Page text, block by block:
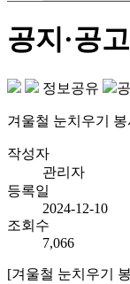
공지·공고
정보공유
겨울철 눈치우기
작성자
관리자
등록일
2024-12-10
조회수
7,066
[겨울철 눈치우기